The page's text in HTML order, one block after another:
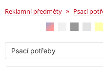
pastelky a
Reklamní předměty » Psací